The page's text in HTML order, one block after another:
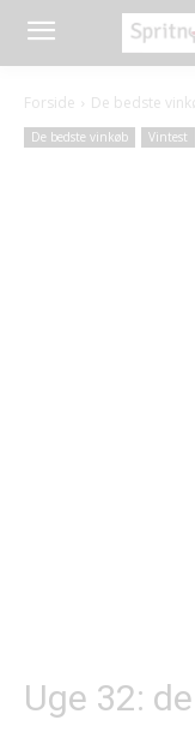
Forside De bedste
De bedste vinkøb Vintest
Uge 32: